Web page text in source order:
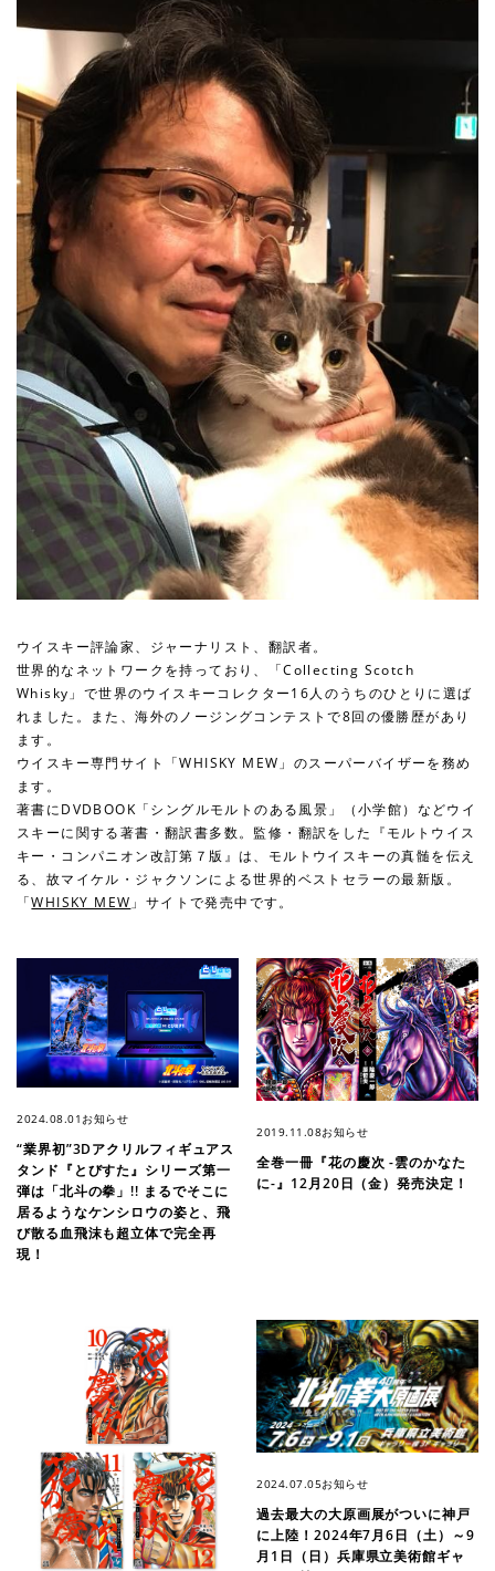
ウイスキー評論家、ジャーナリスト、翻訳者。
世界的なネットワークを持っており、「Collecting Scotch
Whisky」で世界のウイスキーコレクター16人のうちのひとりに選ば
れました。また、海外のノージングコンテストで8回の優勝歴があり
ます。
ウイスキー専門サイト「WHISKY MEW」のスーパーバイザーを務め
ます。
著書にDVDBOOK「シングルモルトのある風景」（小学館）などウイ
スキーに関する著書・翻訳書多数。監修・翻訳をした『モルトウイス
キー・コンパニオン改訂第７版』は、モルトウイスキーの真髄を伝え
る、故マイケル・ジャクソンによる世界的ベストセラーの最新版。
「WHISKY MEW 」サイトで発売中です。
2024.08.01お知らせ
“業界初”3Dアクリルフィギュアス
タンド『とびすた』シリーズ第一
弾は「北斗の拳」!! まるでそこに
居るようなケンシロウの姿と、飛
び散る血飛沫も超立体で完全再
現！
2019.11.08お知らせ
全巻一冊『花の慶次 -雲のかなた
に-』12月20日（金）発売決定！
2024.07.05お知らせ
過去最大の大原画展がついに神戸
に上陸！2024年7月6日（土）～9
月1日（日）兵庫県立美術館ギャ